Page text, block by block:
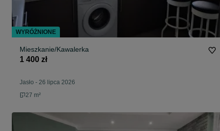
Mieszkanie/Kawalerka
1 400 zł
Jasło - 26 lipca 2026
27 m²
WYRÓŻNIONE